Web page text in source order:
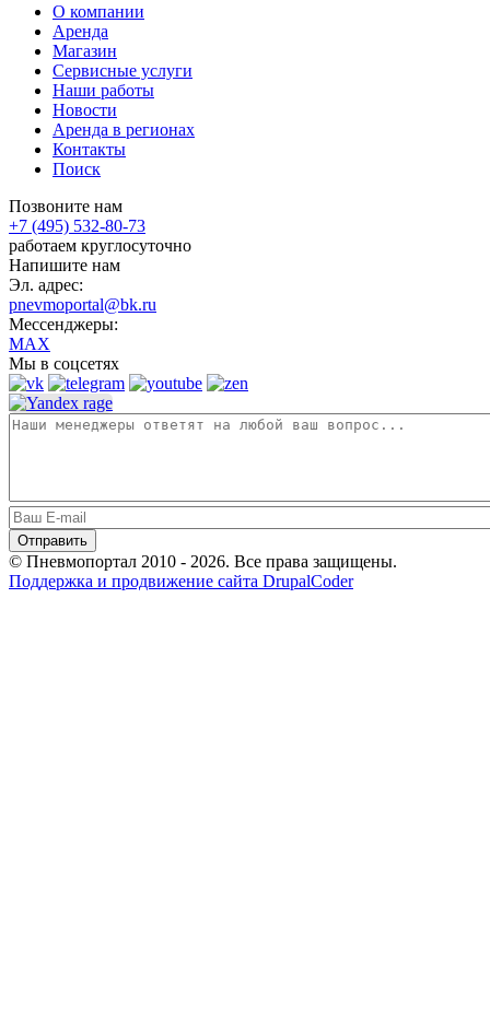
О компании
Аренда
Магазин
Сервисные услуги
Наши работы
Новости
Аренда в регионах
Контакты
Поиск
Позвоните нам
+7 (495) 532-80-73
работаем круглосуточно
Напишите нам
Эл. адрес:
pnevmoportal@bk.ru
Мессенджеры:
MAX
Мы в соцсетях
© Пневмопортал 2010 - 2026. Все права защищены.
Поддержка и продвижение сайта DrupalCoder